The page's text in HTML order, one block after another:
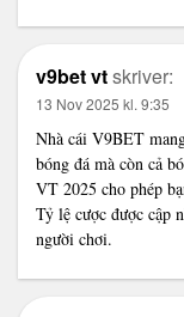
v9bet vtskriver:
13 Nov 2025 kl. 9:35
Nhà cái V9BET
bóng đá mà còn cả
VT 2025 cho phép
Tỷ lệ cược được cập
người chơi.